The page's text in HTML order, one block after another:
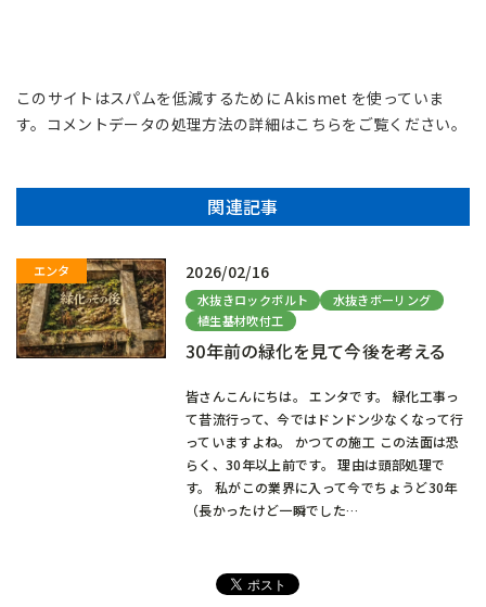
このサイトはスパムを低減するために Akismet を使っていま
す。 コメントデータの処理方法の詳細はこちらをご覧ください。
関連記事
2026/02/16
水抜きロックボルト
水抜きボーリング
植生基材吹付工
30年前の緑化を見て今後を考える
皆さんこんにちは。 エンタです。 緑化工事っ
て昔流行って、今ではドンドン少なくなって行
っていますよね。 かつての施工 この法面は恐
らく、30年以上前です。 理由は頭部処理で
す。 私がこの業界に入って今でちょうど30年
（長かったけど一瞬でした…